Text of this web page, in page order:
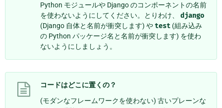
Python モジュールや Django のコンポーネントの名前
を使わないようにしてください。とりわけ、 django
(Django 自体と名前が衝突します) やtest (組み込み
の Python パッケージ名と名前が衝突します) を使わ
ないようにしましょう。
コードはどこに置くの？
(モダンなフレームワークを使わない) 古いプレーンな